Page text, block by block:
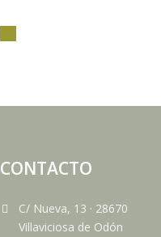
CONTACTO
C/ Nueva, 13 · 28670
Villaviciosa de Odón